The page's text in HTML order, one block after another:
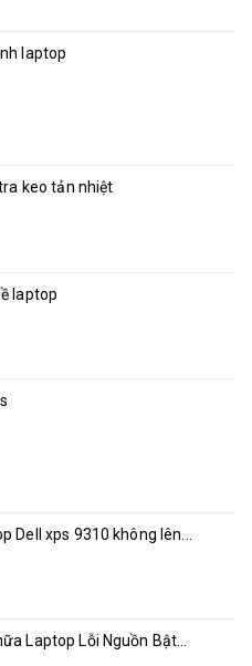
laptop
keo tản nhiệt
laptop
Dell xps 9310 không lên...
Laptop Lỗi Nguồn Bật...